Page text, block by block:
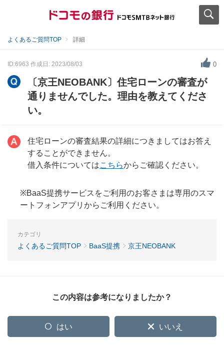
よくあるご質問TOP 詳細
ID:6963 作成日: 2023/08/03 0
〔京王NEOBANK〕住宅ローンの審査が
通りませんでした。理由を教えてくださ
い。
住宅ローンの審査結果の詳細につきましてはお答え
することができません。
借入条件についてはこちらからご確認ください。
※BaaS提携サービスをご利用のお客さまは専用のスマ
ートフォンアプリからご利用ください。
カテゴリ
よくあるご質問TOP BaaS提携 京王NEOBANK
この内容は参考になりましたか？
はい いいえ